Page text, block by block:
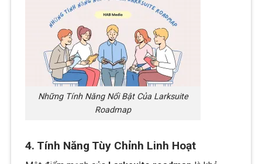
Những Tính Năng Nổi Bật Của Larksuite
Roadmap
4. Tính Năng Tùy Chỉnh Linh Hoạt